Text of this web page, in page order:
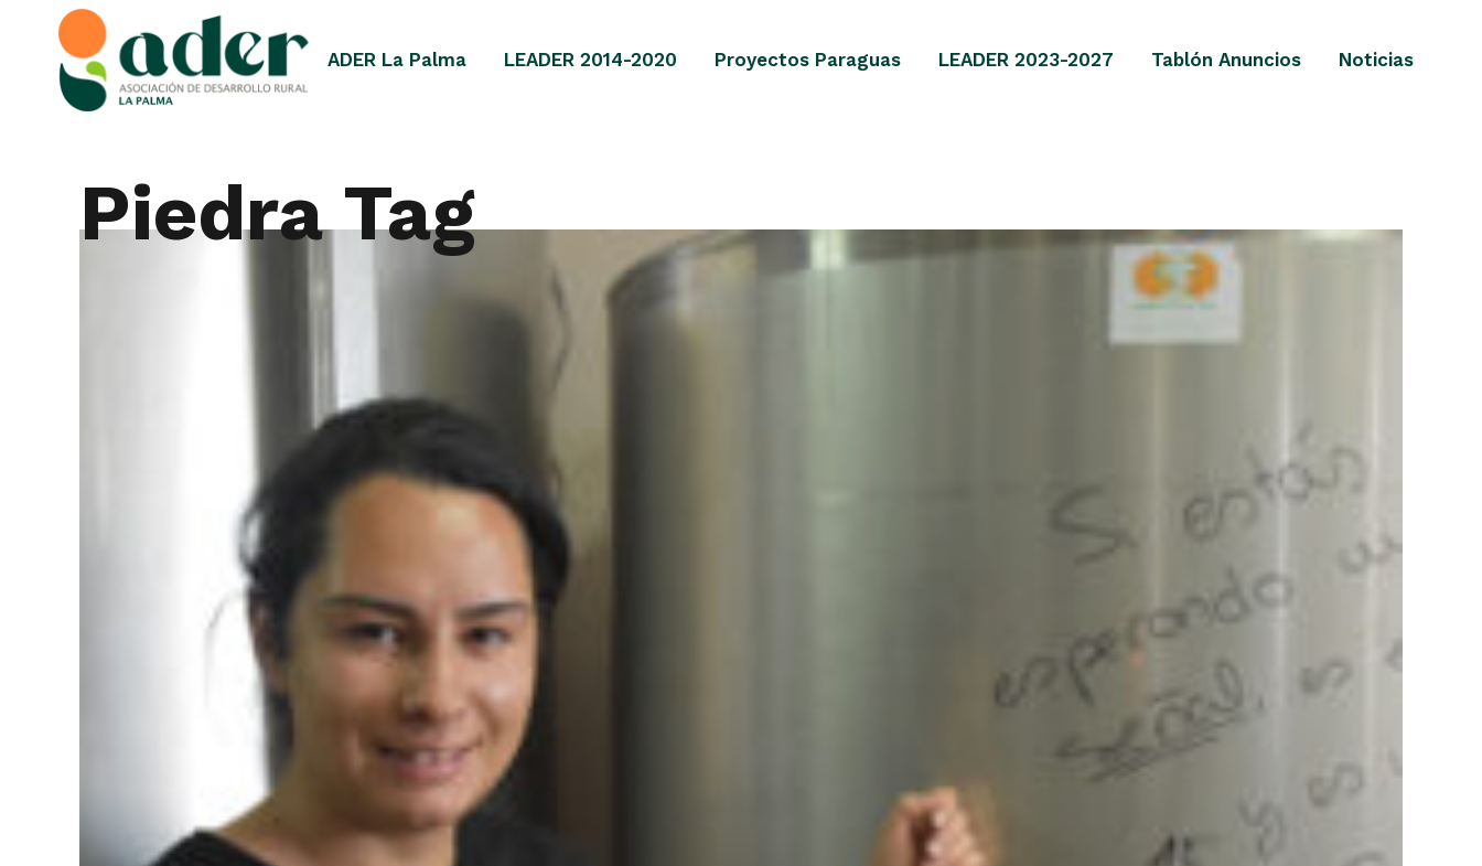
ADER La Palma LEADER 2014-2020 Proyectos Paraguas LEADER 2023-2027 Tablón Anuncios Noticias
Piedra Tag